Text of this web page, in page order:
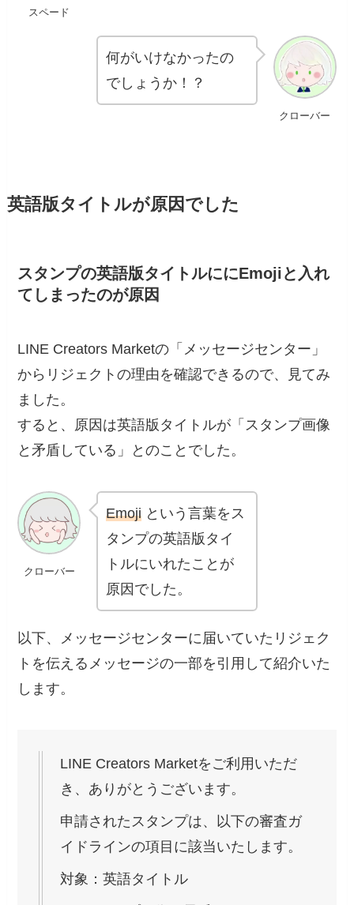
スペード
クローバー
何がいけなかったの
でしょうか！？
英語版タイトルが原因でした
スタンプの英語版タイトルににEmojiと入れ
てしまったのが原因
LINE Creators Marketの「メッセージセンター」
からリジェクトの理由を確認できるので、見てみ
ました。
すると、原因は英語版タイトルが「スタンプ画像
と矛盾している」とのことでした。
クローバー
Emoji という言葉をス
タンプの英語版タイ
トルにいれたことが
原因でした。
以下、メッセージセンターに届いていたリジェク
トを伝えるメッセージの一部を引用して紹介いた
します。
LINE Creators Marketをご利用いただ
き、ありがとうございます。
申請されたスタンプは、以下の審査ガ
イドラインの項目に該当いたします。
対象：英語タイトル